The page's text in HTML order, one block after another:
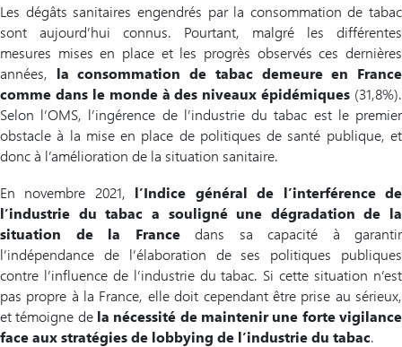
Les dégâts sanitaires engendrés par la consommation de tabac
sont aujourd’hui connus. Pourtant, malgré les différentes
mesures mises en place et les progrès observés ces dernières
années, la consommation de tabac demeure en France
comme dans le monde à des niveaux épidémiques (31,8%).
Selon l’OMS, l’ingérence de l’industrie du tabac est le premier
obstacle à la mise en place de politiques de santé publique, et
donc à l’amélioration de la situation sanitaire.
En novembre 2021, l’Indice général de l’interférence de
l’industrie du tabac a souligné une dégradation de la
situation de la Francedans sa capacité à garantir
l’indépendance de l’élaboration de ses politiques publiques
contre l’influence de l’industrie du tabac. Si cette situation n’est
pas propre à la France, elle doit cependant être prise au sérieux,
et témoigne dela nécessité de maintenir une forte vigilance
face aux stratégies de lobbying de l’industrie du tabac.